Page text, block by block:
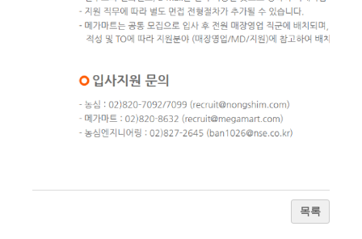
목록